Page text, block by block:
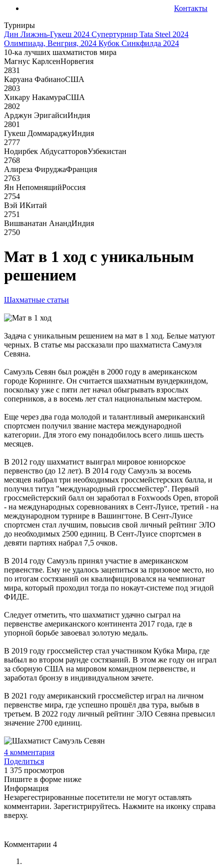
Контакты
Турниры
Дин Лижэнь-Гукеш 2024 Супертурнир Tata Steel 2024
Олимпиада, Венгрия, 2024 Кубок Синкфилда 2024
10-ка лучших шахматистов мира
Магнус КарлсенНорвегия
2831
Каруана ФабианоСША
2803
Хикару НакамураСША
2802
Арджун ЭригайсиИндия
2801
Гукеш ДоммараджуИндия
2777
Нодирбек АбдусатторовУзбекистан
2768
Алиреза ФируджаФранция
2763
Ян НепомнящийРоссия
2754
Вэй ИКитай
2751
Вишванатан АнандИндия
2750
Мат в 1 ход с уникальным
решением
Шахматные статьи
Задача с уникальным решением на мат в 1 ход. Белые матуют
черных. В статье мы рассказали про шахматиста Самуэля
Севяна.
Самуэль Севян был рождён в 2000 году в американском
городе Корнинге. Он считается шахматным вундеркиндом,
поскольку уже с пяти лет начал обыгрывать взрослых
соперников, а в восемь лет стал национальным мастером.
Еще через два года молодой и талантливый американский
спортсмен получил звание мастера международной
категории. Для этого ему понадобилось всего лишь шесть
месяцев.
В 2012 году шахматист выиграл мировое юниорское
первенство (до 12 лет). В 2014 году Самуэль за восемь
месяцев набрал три необходимых гроссмейстерских балла, и
получил титул "международный гроссмейстер". Первый
гроссмейстерский балл он заработал в Foxwoods Open, второй
- на международных соревнованиях в Сент-Луисе, третий - на
международном турнире в Вашингтоне. В Сент-Луисе
спортсмен стал лучшим, повысив свой личный рейтинг ЭЛО
до необходимых 2500 единиц. В Сент-Луисе спортсмен в
девяти партиях набрал 7,5 очков.
В 2014 году Самуэль принял участие в американском
первенстве. Ему не удалось зацепиться за призовое место, но
по итогам состязаний он квалифицировался на чемпионат
мира, который проходил тогда по нокаут-системе под эгидой
ФИДЕ.
Следует отметить, что шахматист удачно сыграл на
первенстве американского континента 2017 года, где в
упорной борьбе завоевал золотую медаль.
В 2019 году гроссмейстер стал участником Кубка Мира, где
выбыл во втором раунде состязаний. В этом же году он играл
за сборную США на мировом командном первенстве, и
заработал бронзу в индивидуальном зачете.
В 2021 году американский гроссмейстер играл на личном
первенстве мира, где успешно прошёл два тура, выбыв в
третьем. В 2022 году личный рейтинг ЭЛО Севяна превысил
значение 2700 единиц.
4 комментария
Поделиться
1 375 просмотров
Пишите в форме ниже
Информация
Незарегестрированные посетители не могут оставлять
комментарии. Зарегистрируйтесь. Нажмите на иконку справа
вверху.
Комментарии 4